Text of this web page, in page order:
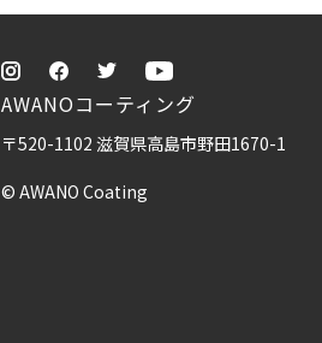
AWANOコーティング
〒520-1102 滋賀県高島市野田1670-1
© AWANO Coating